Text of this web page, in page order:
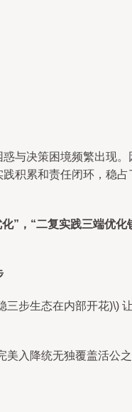
与决策困境频繁出现
积累和责任闭环，稳
”，“二复实践三端优化
步生态在内部开花)\)
入降统无独覆盖活公